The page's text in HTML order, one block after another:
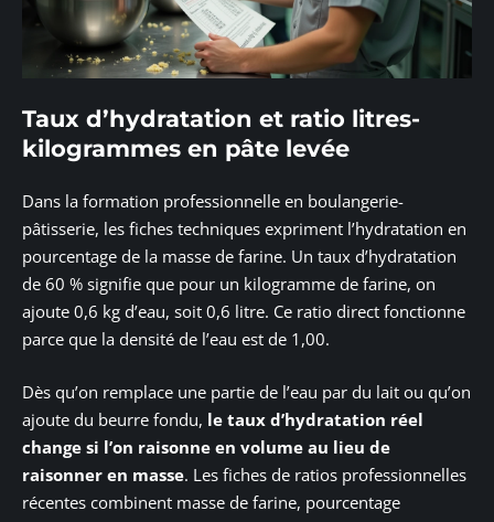
Taux d’hydratation et ratio litres-
kilogrammes en pâte levée
Dans la formation professionnelle en boulangerie-
pâtisserie, les fiches techniques expriment l’hydratation en
pourcentage de la masse de farine. Un taux d’hydratation
de 60 % signifie que pour un kilogramme de farine, on
ajoute 0,6 kg d’eau, soit 0,6 litre. Ce ratio direct fonctionne
parce que la densité de l’eau est de 1,00.
Dès qu’on remplace une partie de l’eau par du lait ou qu’on
ajoute du beurre fondu, le taux d’hydratation réel
change si l’on raisonne en volume au lieu de
raisonner en masse. Les fiches de ratios professionnelles
récentes combinent masse de farine, pourcentage